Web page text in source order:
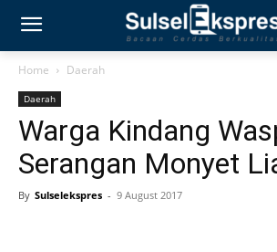
Home Daerah
Daerah
Warga Kindang
Serangan Monyet
By Sulselekspres - 9 August 2017